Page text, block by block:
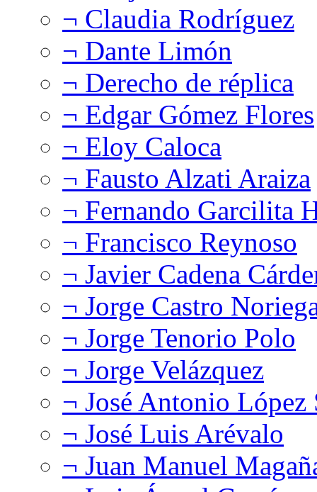
¬ Claudia Rodríguez
¬ Dante Limón
¬ Derecho de réplica
¬ Edgar Gómez Flores
¬ Eloy Caloca
¬ Fausto Alzati Araiza
¬ Fernando Garcilita
¬ Francisco Reynoso
¬ Javier Cadena
¬ Jorge Castro
¬ Jorge Tenorio Polo
¬ Jorge Velázquez
¬ José Antonio López
¬ José Luis Arévalo
¬ Juan Manuel